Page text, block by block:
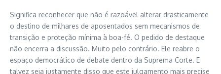
Significa reconhecer que não é razoável alterar drasticamente
o destino de milhares de aposentados sem mecanismos de
transição e proteção mínima à boa-fé. O pedido de destaque
não encerra a discussão. Muito pelo contrário. Ele reabre o
espaço democrático de debate dentro da Suprema Corte. E
talvez seja justamente disso que este julgamento mais precise